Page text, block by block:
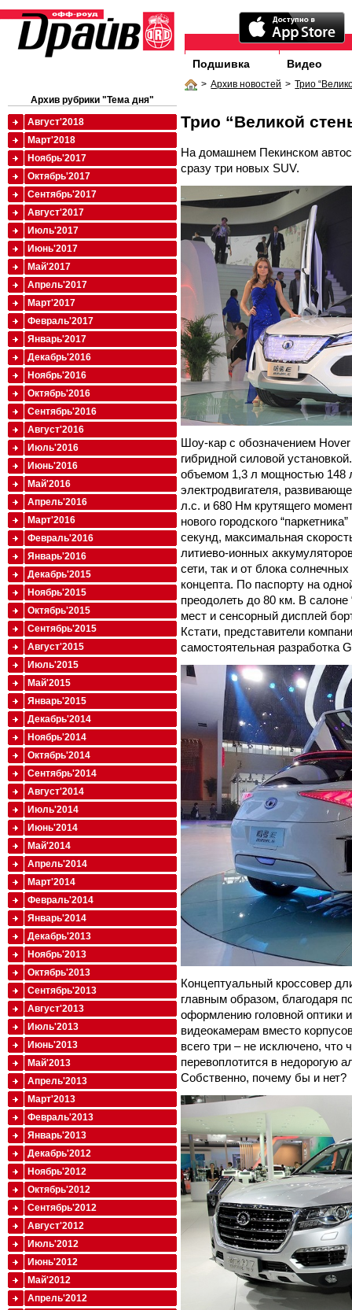
Подшивка Видео
> Архив новостей > Трио
Трио “Великой
На домашнем Пекинском
сразу три новых SUV.
Шоу-кар с обозначением
гибридной силовой
объемом 1,3 л мощностью 148
электродвигателя,
л.с. и 680 Нм крутящего
нового городского
секунд, максимальная
литиево-ионных
сети, так и от блока
концепта. По паспорту на
преодолеть до 80 км. В салоне
мест и сенсорный дисплей
Кстати, представители
самостоятельная разработка
Концептуальный кроссовер
главным образом, благодаря
оформлению головной оптики
видеокамерам вместо
всего три – не исключено, что
перевоплотится в недорогую
Собственно, почему бы и нет?
Архив рубрики "Тема дня"
Август'2018
Март'2018
Ноябрь'2017
Октябрь'2017
Сентябрь'2017
Август'2017
Июль'2017
Июнь'2017
Май'2017
Апрель'2017
Март'2017
Февраль'2017
Январь'2017
Декабрь'2016
Ноябрь'2016
Октябрь'2016
Сентябрь'2016
Август'2016
Июль'2016
Июнь'2016
Май'2016
Апрель'2016
Март'2016
Февраль'2016
Январь'2016
Декабрь'2015
Ноябрь'2015
Октябрь'2015
Сентябрь'2015
Август'2015
Июль'2015
Май'2015
Январь'2015
Декабрь'2014
Ноябрь'2014
Октябрь'2014
Сентябрь'2014
Август'2014
Июль'2014
Июнь'2014
Май'2014
Апрель'2014
Март'2014
Февраль'2014
Январь'2014
Декабрь'2013
Ноябрь'2013
Октябрь'2013
Сентябрь'2013
Август'2013
Июль'2013
Июнь'2013
Май'2013
Апрель'2013
Март'2013
Февраль'2013
Январь'2013
Декабрь'2012
Ноябрь'2012
Октябрь'2012
Сентябрь'2012
Август'2012
Июль'2012
Июнь'2012
Май'2012
Апрель'2012